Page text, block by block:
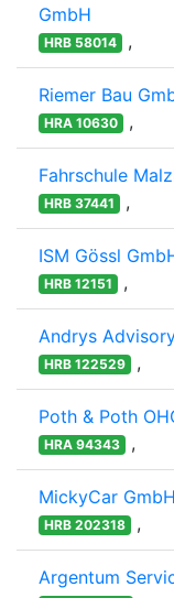
GmbH
HRB 58014 ,
Riemer Bau
HRA 10630 ,
Fahrschule
HRB 37441 ,
ISM Gössl
HRB 12151 ,
Andrys
HRB 122529 ,
Poth & Poth
HRA 94343 ,
MickyCar GmbH
HRB 202318 ,
Argentum